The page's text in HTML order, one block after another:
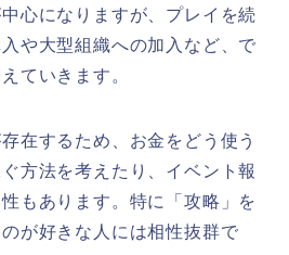
心になりますが、プレイを続
や大型組織への加入など、で
ていきます。
在するため、お金をどう使う
方法を考えたり、イベント報
もあります。特に「攻略」を
が好きな人には相性抜群で